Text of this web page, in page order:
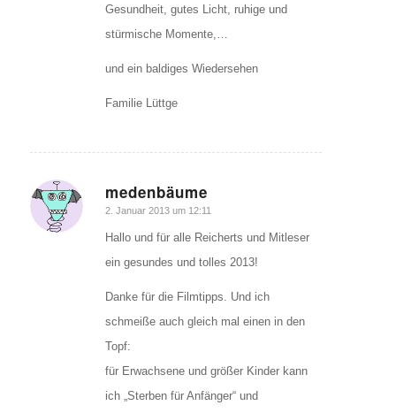
Gesundheit, gutes Licht, ruhige und
stürmische Momente,…
und ein baldiges Wiedersehen
Familie Lüttge
medenbäume
sagte:
2. Januar 2013 um 12:11
Hallo und für alle Reicherts und Mitleser
ein gesundes und tolles 2013!
Danke für die Filmtipps. Und ich
schmeiße auch gleich mal einen in den
Topf:
für Erwachsene und größer Kinder kann
ich „Sterben für Anfänger“ und